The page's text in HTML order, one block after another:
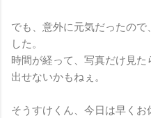
でも、意外に元気だったの
した。
時間が経って、写真だけ見
出せないかもねぇ。
そうすけくん、今日は早くお